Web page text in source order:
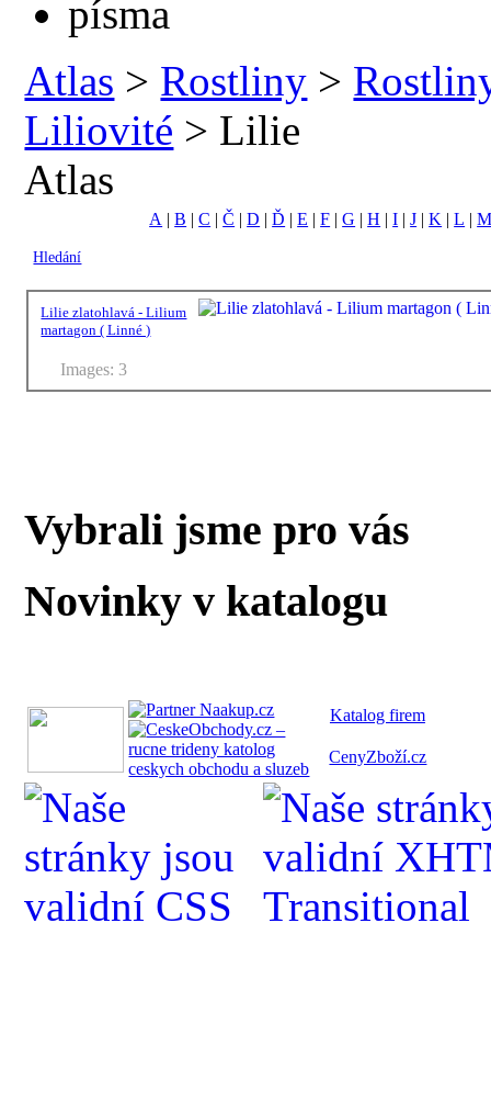
Atlas > Rostliny >
Liliovité > Lilie
Atlas
A |B |C |Č |D |Ď |E |F |G |H |I |J |K |L |
Hledání
Lilie zlatohlavá - Lilium
martagon ( Linné )
Images: 3
Vybrali jsme pro vás
Novinky v katalogu
Katalog firem
CenyZboží.cz